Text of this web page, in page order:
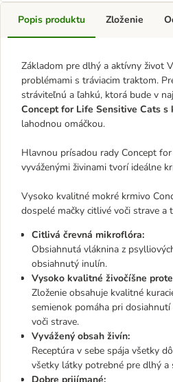
Popis produktu
Základom pre dlhý a aktívny život
problémami s tráviacim traktom.
stráviteľnú a ľahkú, ktorá bude v
Concept for Life Sensitive Cats s
lahodnou omáčkou.
Hlavnou prísadou rady Concept
vyváženými živinami tvorí ideálne
Vysoko kvalitné mokré krmivo
dospelé mačky citlivé voči strave a
Citlivá črevná mikroflóra:
Obsiahnutá vláknina z
obsiahnutý inulín.
Vysoko kvalitné živočíšne
Zloženie obsahuje kvalitné
semienok pomáha pri
voči strave.
Vyvážený obsah živín:
Receptúra v sebe spája všetky
všetky látky potrebné pre dlhý a
Zloženie